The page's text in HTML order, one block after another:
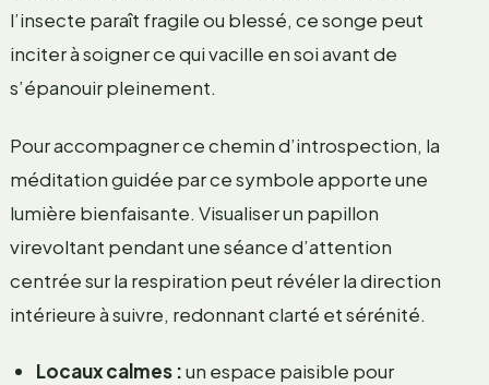
l’insecte paraît fragile ou blessé, ce songe peut
inciter à soigner ce qui vacille en soi avant de
s’épanouir pleinement.
Pour accompagner ce chemin d’introspection, la
méditation guidée par ce symbole apporte une
lumière bienfaisante. Visualiser un papillon
virevoltant pendant une séance d’attention
centrée sur la respiration peut révéler la direction
intérieure à suivre, redonnant clarté et sérénité.
Locaux calmes :un espace paisible pour